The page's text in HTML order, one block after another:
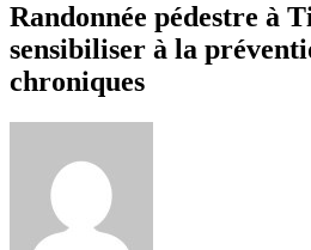
Randonnée pédestre à
sensibiliser à la
chroniques